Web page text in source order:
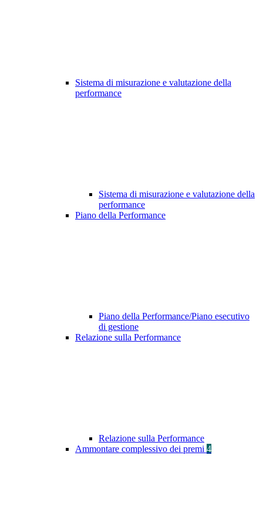
Sistema di misurazione e valutazione della
performance
Sistema di misurazione e valutazione della
performance
Piano della Performance
Piano della Performance/Piano esecutivo
di gestione
Relazione sulla Performance
Relazione sulla Performance
Ammontare complessivo dei premi 4